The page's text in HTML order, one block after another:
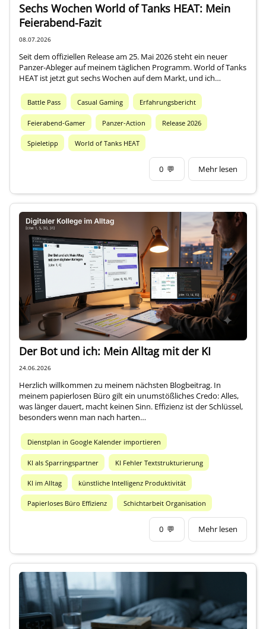
Sechs Wochen World of Tanks HEAT: Mein
Feierabend-Fazit
08.07.2026
Seit dem offiziellen Release am 25. Mai 2026 steht ein neuer
Panzer-Ableger auf meinem täglichen Programm. World of Tanks
HEAT ist jetzt gut sechs Wochen auf dem Markt, und ich…
Battle Pass Casual Gaming Erfahrungsbericht
Feierabend-Gamer Panzer-Action Release 2026
Spieletipp World of Tanks HEAT
0 💬 Mehr lesen
Der Bot und ich: Mein Alltag mit der KI
24.06.2026
Herzlich willkommen zu meinem nächsten Blogbeitrag. In
meinem papierlosen Büro gilt ein unumstößliches Credo: Alles,
was länger dauert, macht keinen Sinn. Effizienz ist der Schlüssel,
besonders wenn man nach harten…
Dienstplan in Google Kalender importieren
KI als Sparringspartner KI Fehler Textstrukturierung
KI im Alltag künstliche Intelligenz Produktivität
Papierloses Büro Effizienz Schichtarbeit Organisation
0 💬 Mehr lesen